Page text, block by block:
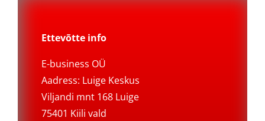
Ettevõtte info
E-business OÜ
Aadress: Luige Keskus
Viljandi mnt 168 Luige
75401 Kiili vald